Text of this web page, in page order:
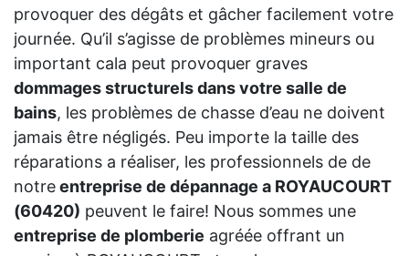
provoquer des dégâts et gâcher facilement votre
journée. Qu’il s’agisse de problèmes mineurs ou
important cala peut provoquer graves
dommages structurels dans votre salle de
bains, les problèmes de chasse d’eau ne doivent
jamais être négligés. Peu importe la taille des
réparations a réaliser, les professionnels de de
notreentreprise de dépannage a ROYAUCOURT
(60420) peuvent le faire! Nous sommes une
entreprise de plomberie agréée offrant un